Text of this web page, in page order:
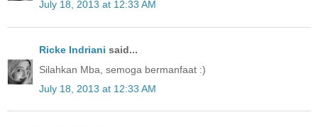
July 18, 2013 at 12:33 AM
Ricke Indriani said...
Silahkan Mba, semoga bermanfaat :)
July 18, 2013 at 12:33 AM